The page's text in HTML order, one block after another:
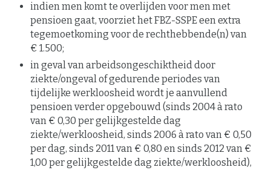
indien men komt te overlijden voor men met
pensioen gaat, voorziet het FBZ-SSPE een extra
tegemoetkoming voor de rechthebbende(n) van
€ 1.500;
in geval van arbeidsongeschiktheid door
ziekte/ongeval of gedurende periodes van
tijdelijke werkloosheid wordt je aanvullend
pensioen verder opgebouwd (sinds 2004 à rato
van € 0,30 per gelijkgestelde dag
ziekte/werkloosheid, sinds 2006 à rato van € 0,50
per dag, sinds 2011 van € 0,80 en sinds 2012 van €
1,00 per gelijkgestelde dag ziekte/werkloosheid),